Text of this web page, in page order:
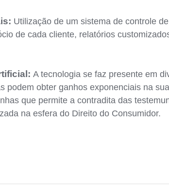
Utilização de um sistema de controle
de cada cliente, relatórios
A tecnologia se faz presente em
podem obter ganhos exponenciais na
que permite a contradita das
na esfera do Direito do Consumidor.